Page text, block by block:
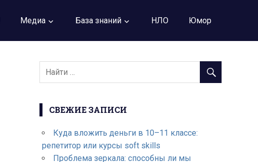
Медиа База знаний НЛО Юмор
СВЕЖИЕ ЗАПИСИ
Куда вложить деньги в 10–11 классе:
репетитор или курсы soft skills
Проблема зеркала: способны ли мы